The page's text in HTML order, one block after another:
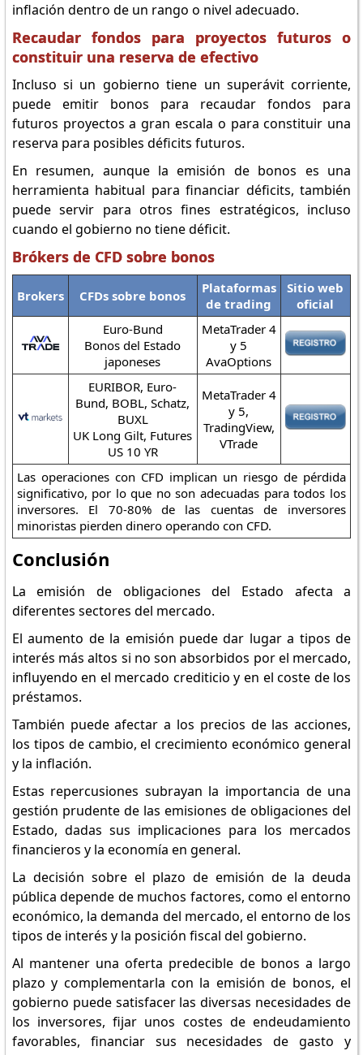
inflación dentro de un rango o nivel adecuado.
Recaudar fondos para proyectos futuros o
constituir una reserva de efectivo
Incluso si un gobierno tiene un superávit corriente,
puede emitir bonos para recaudar fondos para
futuros proyectos a gran escala o para constituir una
reserva para posibles déficits futuros.
En resumen, aunque la emisión de bonos es una
herramienta habitual para financiar déficits, también
puede servir para otros fines estratégicos, incluso
cuando el gobierno no tiene déficit.
Brókers de CFD sobre bonos
Brokers CFDs sobre bonos
Plataformas
de trading
Sitio web
oficial
Euro-Bund
Bonos del Estado
japoneses
MetaTrader 4
y 5
AvaOptions
EURIBOR, Euro-
Bund, BOBL, Schatz,
BUXL
UK Long Gilt, Futures
US 10 YR
MetaTrader 4
y 5,
TradingView,
VTrade
Las operaciones con CFD implican un riesgo de pérdida
significativo, por lo que no son adecuadas para todos los
inversores. El 70-80% de las cuentas de inversores
minoristas pierden dinero operando con CFD.
Conclusión
La emisión de obligaciones del Estado afecta a
diferentes sectores del mercado.
El aumento de la emisión puede dar lugar a tipos de
interés más altos si no son absorbidos por el mercado,
influyendo en el mercado crediticio y en el coste de los
préstamos.
También puede afectar a los precios de las acciones,
los tipos de cambio, el crecimiento económico general
y la inflación.
Estas repercusiones subrayan la importancia de una
gestión prudente de las emisiones de obligaciones del
Estado, dadas sus implicaciones para los mercados
financieros y la economía en general.
La decisión sobre el plazo de emisión de la deuda
pública depende de muchos factores, como el entorno
económico, la demanda del mercado, el entorno de los
tipos de interés y la posición fiscal del gobierno.
Al mantener una oferta predecible de bonos a largo
plazo y complementarla con la emisión de bonos, el
gobierno puede satisfacer las diversas necesidades de
los inversores, fijar unos costes de endeudamiento
favorables, financiar sus necesidades de gasto y